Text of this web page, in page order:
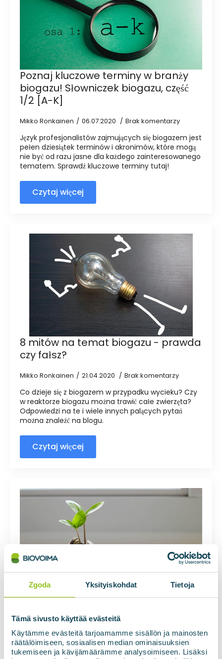
Zgoda Yksityiskohdat Tietoja
Tämä sivusto käyttää evästeitä
Käytämme evästeitä tarjoamamme sisällön ja mainosten
räätälöimiseen, sosiaalisen median ominaisuuksien
tukemiseen ja kävijämäärämme analysoimiseen. Lisäksi
Poznaj kluczowe terminy w branży
biogazu! Słowniczek biogazu, część
1/2 [A-K]
Mikko Ronkainen 06.07.2020 Brak komentarzy
Język profesjonalistów zajmujących się biogazem jest
pełen dziesiątek terminów i akronimów, które mogą
nie być od razu jasne dla każdego zainteresowanego
tematem. Sprawdź kluczowe terminy tutaj!
Czytaj więcej
8 mitów na temat biogazu - prawda
czy fałsz?
Mikko Ronkainen 21.04.2020 Brak komentarzy
Co dzieje się z biogazem w przypadku wycieku? Czy
w reaktorze biogazu można trawić całe zwierzęta?
Odpowiedzi na te i wiele innych palących pytań
można znaleźć na blogu.
Czytaj więcej
ABC biogazu: sukcesy i wyzwania
Jani Kangasaho 04.02.2020
Ustalenie kryteriów dla projektu biogazowego jest
ważne, aby projekt biogazowy kwalifikował się do
finansowania.